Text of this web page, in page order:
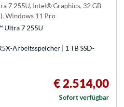
7 255U, Intel® Graphics, 32 GB
Windows 11 Pro
Ultra 7 255U
Arbeitsspeicher | 1 TB SSD-
€ 2.514,00
Sofort verfügbar